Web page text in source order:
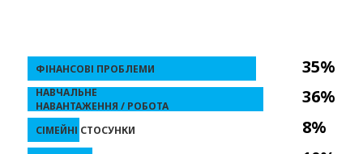
35%
36%
8%
ФІНАНСОВІ ПРОБЛЕМИ
НАВЧАЛЬНЕ
НАВАНТАЖЕННЯ / РОБОТА
СІМЕЙНІ СТОСУНКИ